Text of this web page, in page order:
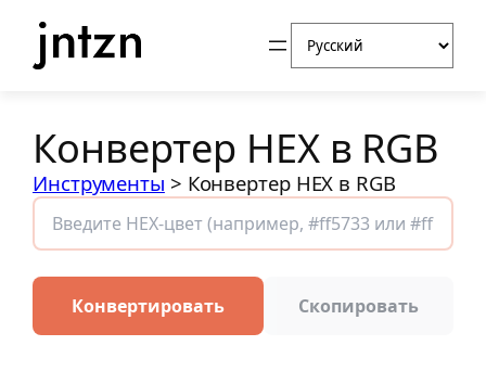
содержимому
Выбрать
язык
Конвертер HEX в RGB
Инструменты > Конвертер HEX в RGB
Конвертировать Скопировать